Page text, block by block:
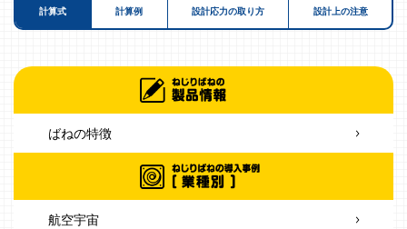
計算式 計算例 設計応力の取り方 設計上の注意
ばねの特徴
航空宇宙